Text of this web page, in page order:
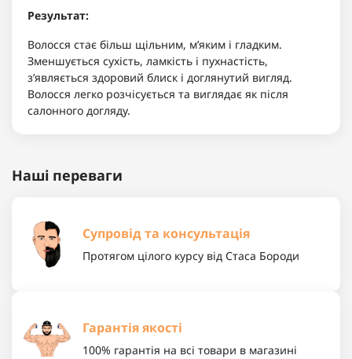
Результат:
Волосся стає більш щільним, м’яким і гладким.
Зменшується сухість, ламкість і пухнастість,
з’являється здоровий блиск і доглянутий вигляд.
Волосся легко розчісується та виглядає як після
салонного догляду.
Наші переваги
Супровід та консультація
Протягом цілого курсу від Стаса Бороди
Гарантія якості
100% гарантія на всі товари в магазині